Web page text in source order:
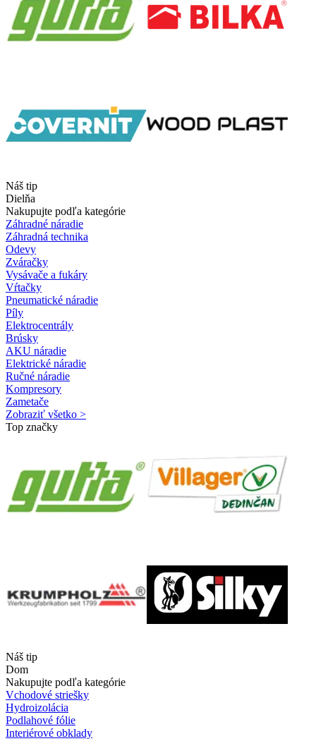
Náš tip
Dielňa
Nakupujte podľa kategórie
Záhradné náradie
Záhradná technika
Odevy
Zváračky
Vysávače a fukáry
Vŕtačky
Pneumatické náradie
Píly
Elektrocentrály
Brúsky
AKU náradie
Elektrické náradie
Ručné náradie
Kompresory
Zametače
Zobraziť všetko >
Top značky
Náš tip
Dom
Nakupujte podľa kategórie
Vchodové striešky
Hydroizolácia
Podlahové fólie
Interiérové obklady